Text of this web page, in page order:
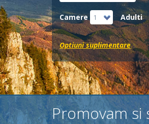
Camere 1 Adulti
Optiuni suplimentare
Promovam si